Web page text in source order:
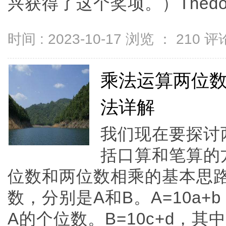
时间 : 2023-10-17 浏览 ： 210 评
乘法运算两位
法详解
我们现在要探
括口算和笔算
位数和两位数相乘的基本思
数，分别是A和B。
A的个位数。B=10c+d，其